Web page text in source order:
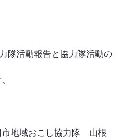
隊活動報告と協力隊活動の
地域おこし協力隊　山根